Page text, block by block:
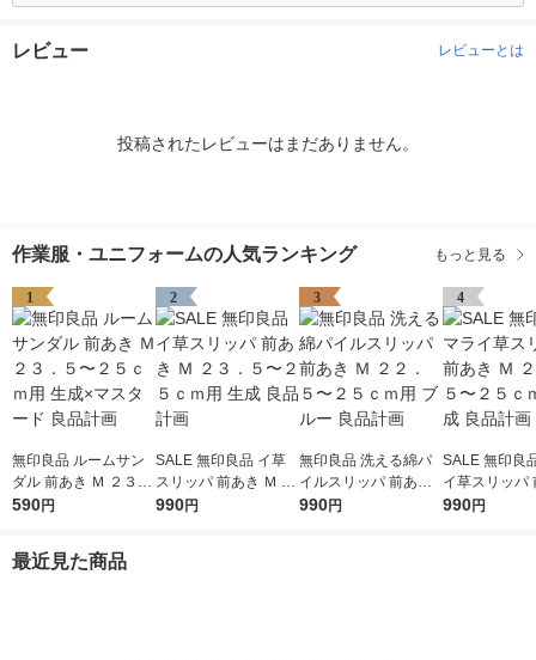
レビュー レビューとは
投稿されたレビューはまだありません。
作業服・ユニフォームの人気ランキング もっと見る
1
無印良品 ルームサン
ダル 前あき Ｍ ２３．
５〜２５ｃｍ用 生成×
590円
2
SALE 無印良品 イ草
スリッパ 前あき Ｍ ２
３．５〜２５ｃｍ用
990円
3
無印良品 洗える綿パ
イルスリッパ 前あき
Ｍ ２２．５〜２５ｃ
990円
4
SALE 無印良
イ草スリッパ
Ｍ ２３．５〜
990円
最近見た商品